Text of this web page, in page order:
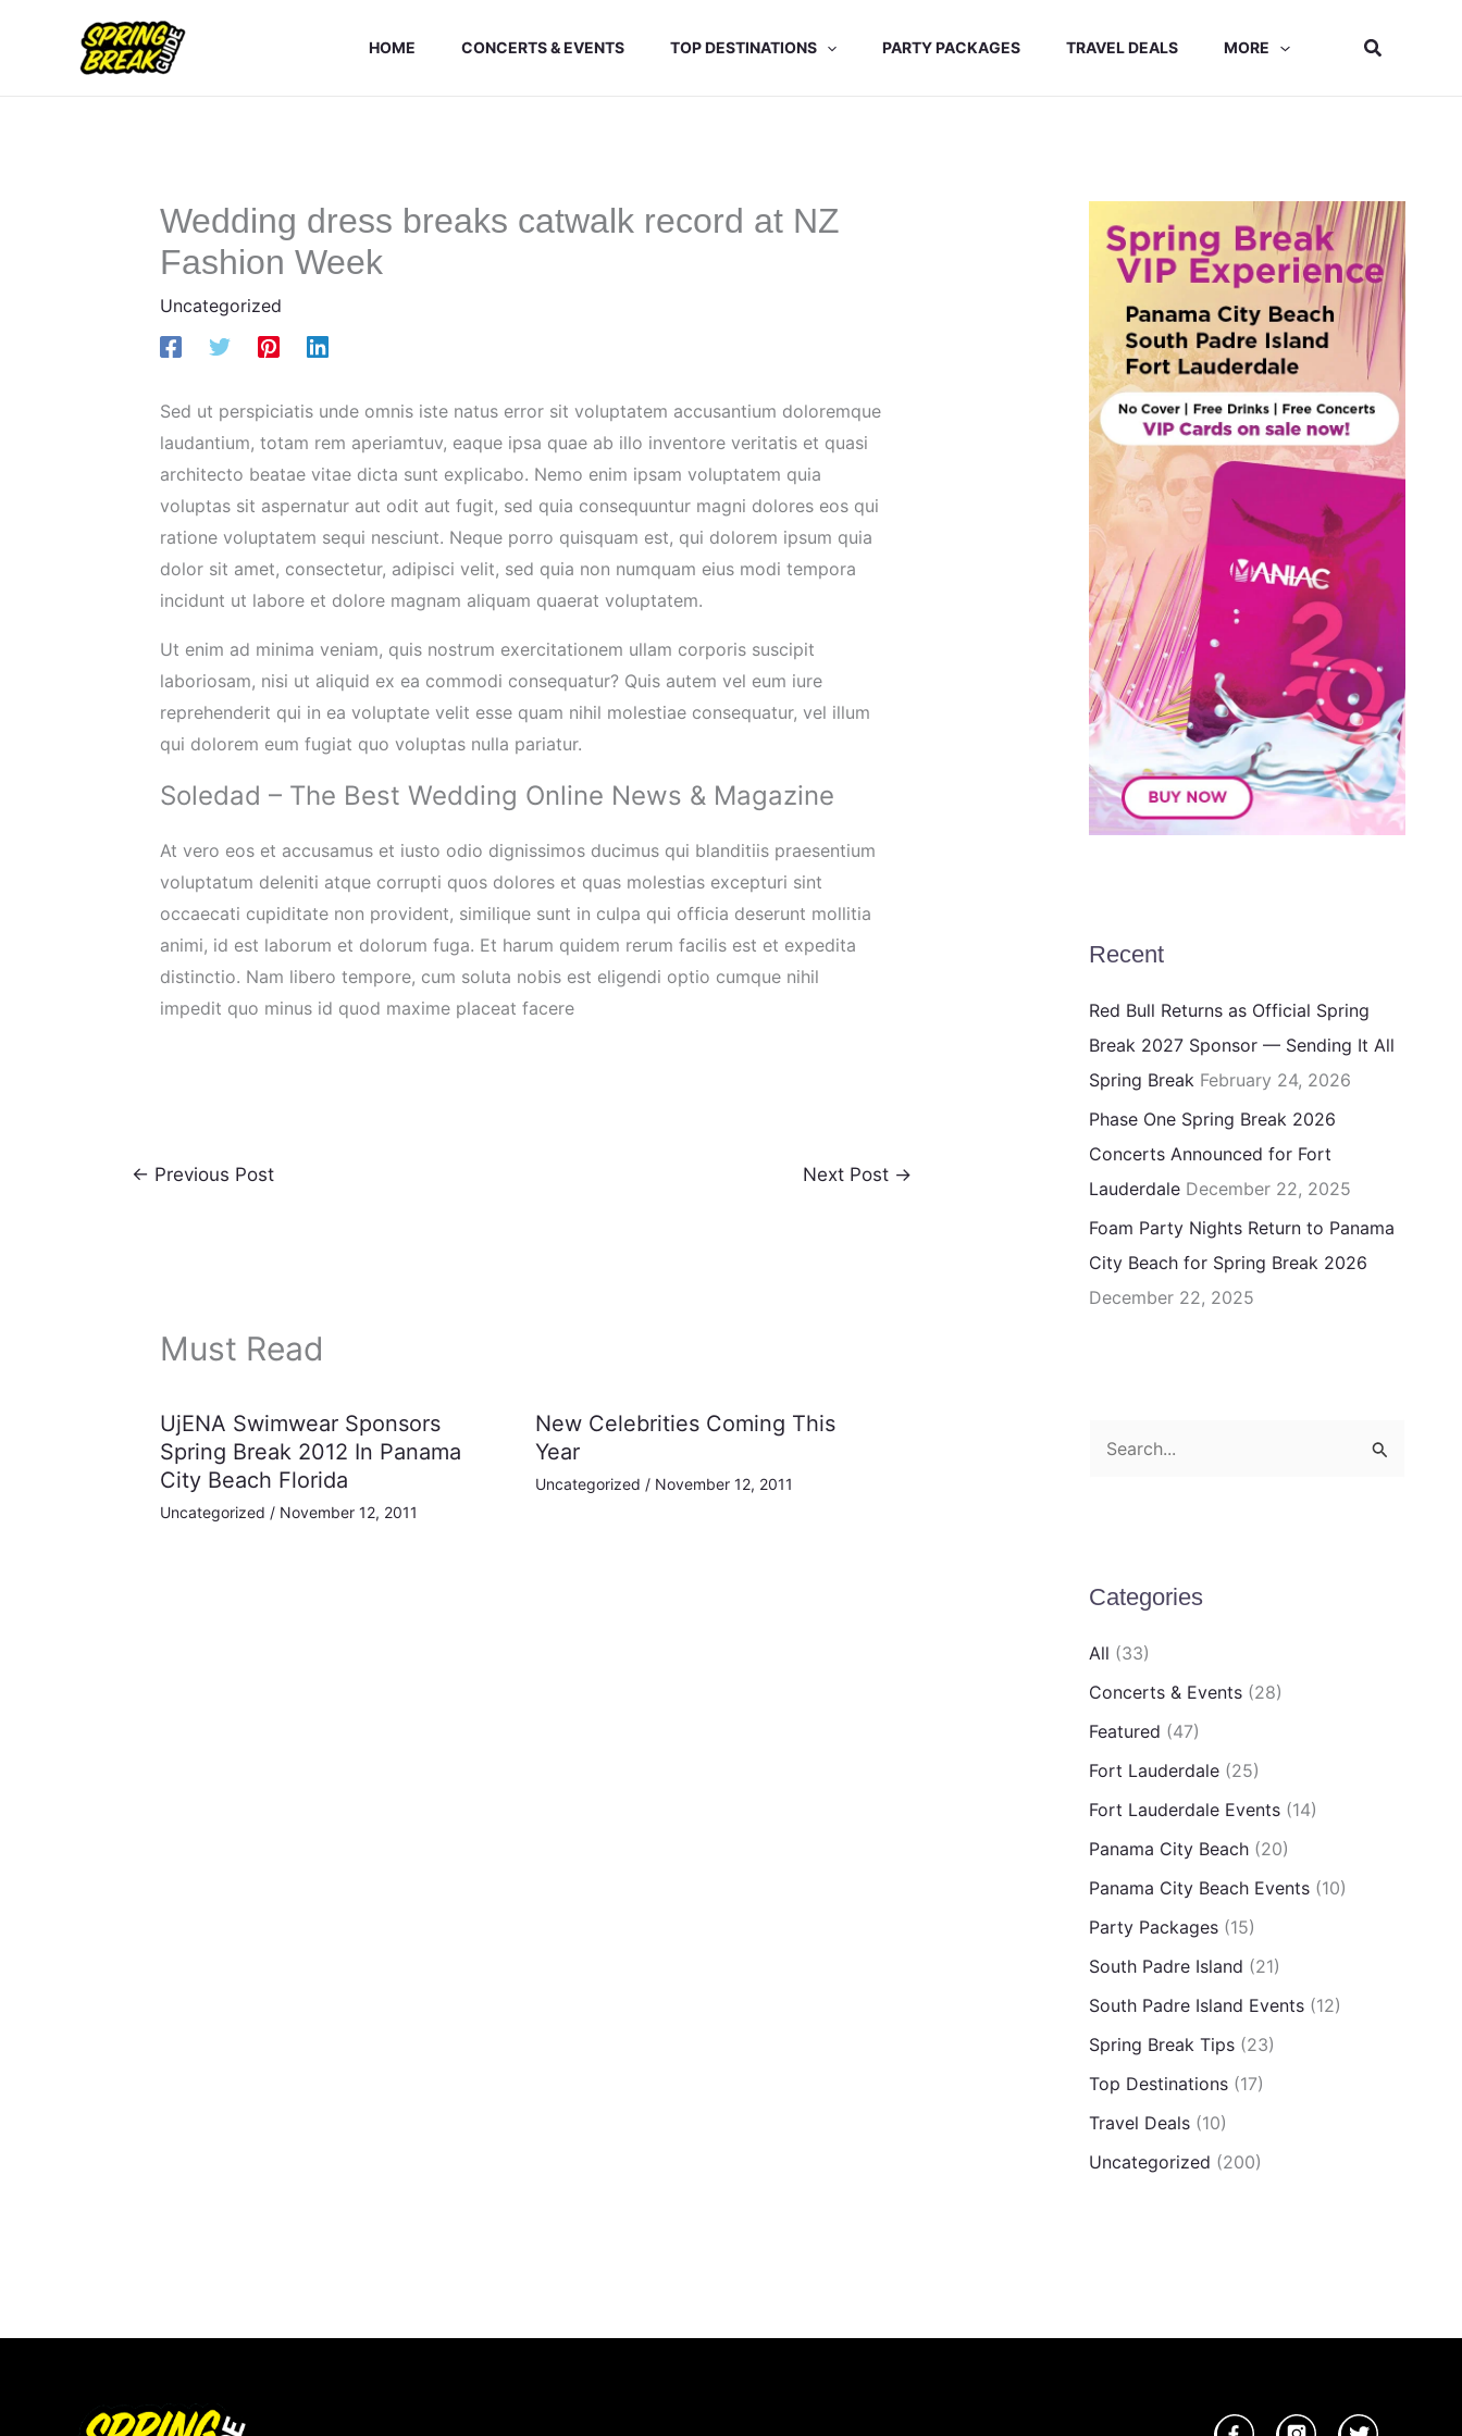
HOME CONCERTS & EVENTS TOP DESTINATIONS PARTY PACKAGES TRAVEL DEALS MORE Search
Wedding dress breaks catwalk record at NZ
Fashion Week
Uncategorized
Sed ut perspiciatis unde omnis iste natus error sit voluptatem accusantium doloremque
laudantium, totam rem aperiamtuv, eaque ipsa quae ab illo inventore veritatis et quasi
architecto beatae vitae dicta sunt explicabo. Nemo enim ipsam voluptatem quia
voluptas sit aspernatur aut odit aut fugit, sed quia consequuntur magni dolores eos qui
ratione voluptatem sequi nesciunt. Neque porro quisquam est, qui dolorem ipsum quia
dolor sit amet, consectetur, adipisci velit, sed quia non numquam eius modi tempora
incidunt ut labore et dolore magnam aliquam quaerat voluptatem.
Ut enim ad minima veniam, quis nostrum exercitationem ullam corporis suscipit
laboriosam, nisi ut aliquid ex ea commodi consequatur? Quis autem vel eum iure
reprehenderit qui in ea voluptate velit esse quam nihil molestiae consequatur, vel illum
qui dolorem eum fugiat quo voluptas nulla pariatur.
Soledad – The Best Wedding Online News & Magazine
At vero eos et accusamus et iusto odio dignissimos ducimus qui blanditiis praesentium
voluptatum deleniti atque corrupti quos dolores et quas molestias excepturi sint
occaecati cupiditate non provident, similique sunt in culpa qui officia deserunt mollitia
animi, id est laborum et dolorum fuga. Et harum quidem rerum facilis est et expedita
distinctio. Nam libero tempore, cum soluta nobis est eligendi optio cumque nihil
impedit quo minus id quod maxime placeat facere
← Previous Post Next Post →
Must Read
UjENA Swimwear Sponsors
Spring Break 2012 In Panama
City Beach Florida
Uncategorized / November 12, 2011
New Celebrities Coming This
Year
Uncategorized / November 12, 2011
Recent
Red Bull Returns as Official Spring
Break 2027 Sponsor — Sending It All
Spring Break February 24, 2026
Phase One Spring Break 2026
Concerts Announced for Fort
Lauderdale December 22, 2025
Foam Party Nights Return to Panama
City Beach for Spring Break 2026
December 22, 2025
c
f
o
r
:
Categories
All (33)
Concerts & Events(28)
Featured (47)
Fort Lauderdale(25)
Fort Lauderdale Events(14)
Panama City Beach(20)
Panama City Beach Events(10)
Party Packages(15)
South Padre Island (21)
South Padre Island Events(12)
Spring Break Tips(23)
Top Destinations(17)
Travel Deals(10)
Uncategorized (200)